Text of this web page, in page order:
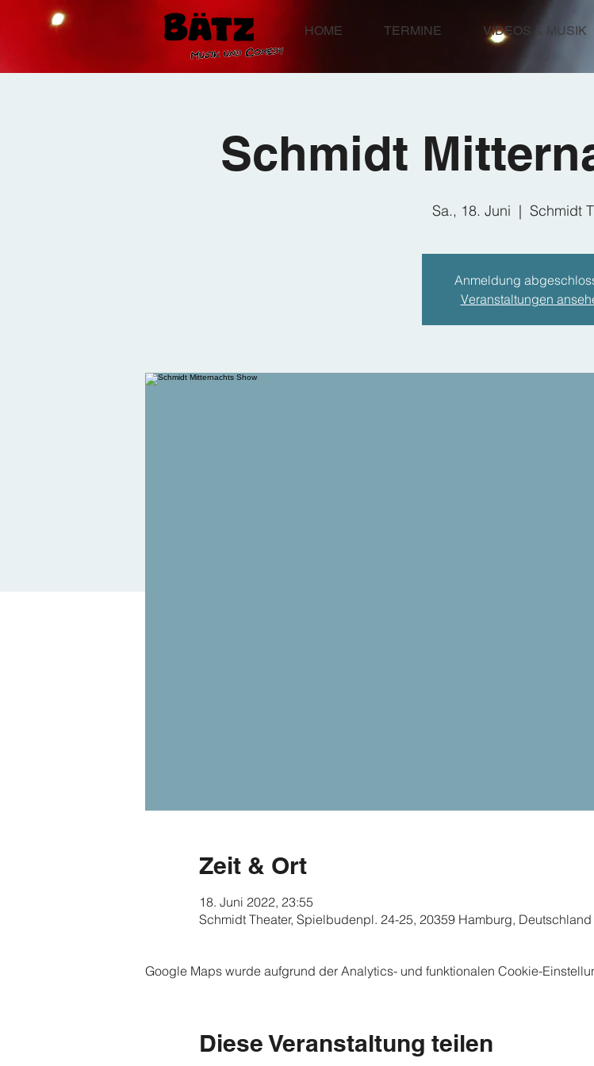
HOME TERMINE VIDEOS & MUSIK
Schmidt
Sa., 18. Juni
  |
Schmidt
Anmeldung
Veranstaltungen
Zeit & Ort
18. Juni 2022, 23:55
Schmidt Theater, Spielbudenpl. 24-25, 20359 Hamburg, Deutschland
Google Maps wurde aufgrund der Analytics- und funktionalen Cookie-
Diese Veranstaltung teilen